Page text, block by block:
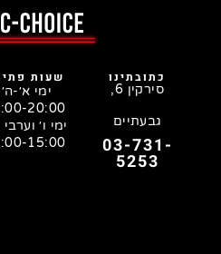
כתובתינו
סירקין 6,
גבעתיים
03-731-
5253
שעות
ימי א׳-
20:00
ימי ו׳
15:00